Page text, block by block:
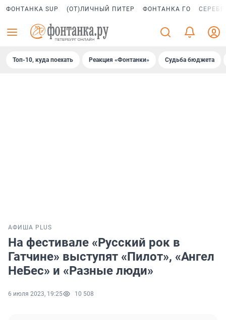
ФОНТАНКА SUP (ОТ)ЛИЧНЫЙ ПИТЕР ФОНТАНКА ГО
Топ-10, куда поехать Реакция «Фонтанки» Судьба бюджета
АФИША PLUS
На фестивале «Русский рок в
Гатчине» выступят «Пилот», «Ангел
НеБес» и «Разные люди»
6 июля 2023, 19:25 10 508